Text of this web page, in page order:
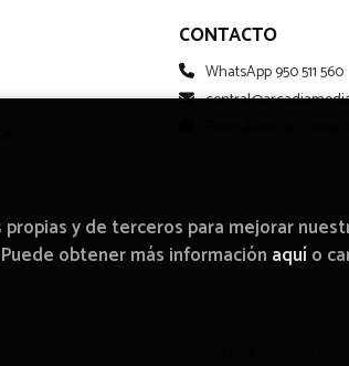
CONTACTO
WhatsApp 950 511 560
y de terceros para mejorar
obtener más información aquío